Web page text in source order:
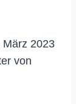
März 2023
von